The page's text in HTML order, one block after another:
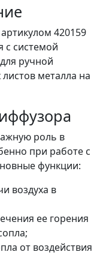
420159
с системой
ручной
металла на
роль в
при работе с
функции:
воздуха в
ее горения
от воздействия